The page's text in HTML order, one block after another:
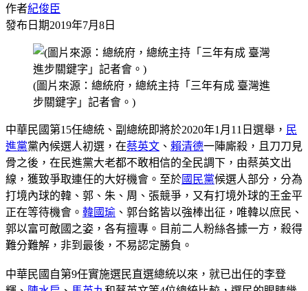
作者紀俊臣
發布日期2019年7月8日
(圖片來源：總統府，總統主持「三年有成 臺灣進
步關鍵字」記者會。)
中華民國第15任總統、副總統即將於2020年1月11日選舉， 民
進黨黨內候選人初選，在蔡英文 、 賴清德一陣廝殺，且刀刀見
骨之後，在民進黨大老都不敢相信的全民調下，由蔡英文出
線，獲致爭取連任的大好機會。至於國民黨候選人部分，分為
打境內球的韓、郭、朱、周、張競爭，又有打境外球的王金平
正在等待機會。 韓國瑜 、郭台銘皆以強棒出征，唯韓以庶民、
郭以富可敵國之姿，各有擅專。目前二人粉絲各據一方，殺得
難分難解，非到最後，不易認定勝負。
中華民國自第9任實施選民直選總統以來，就已出任的李登